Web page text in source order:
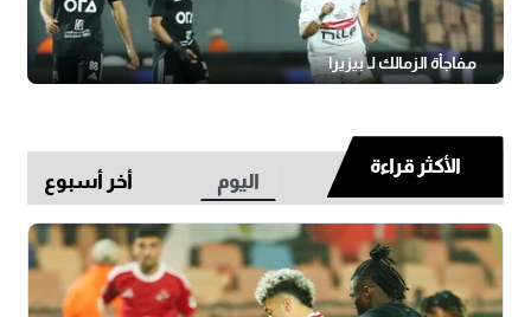
مفاجأة الزمالك لـ بيزيرا
الأكثر قراءة
اليوم أخر أسبوع